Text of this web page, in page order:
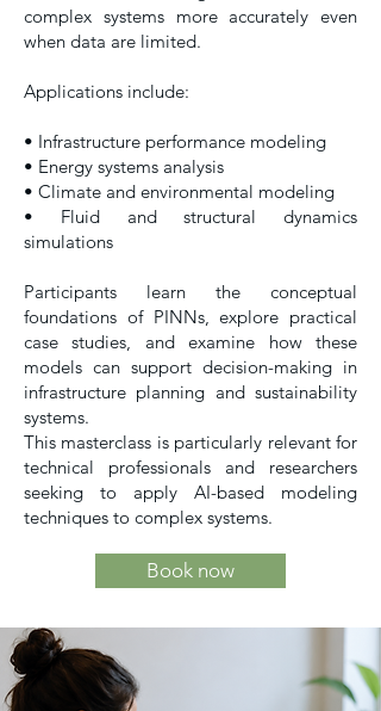
complex systems more accurately even
when data are limited.
Applications include:
• Infrastructure performance modeling
• Energy systems analysis
• Climate and environmental modeling
• Fluid and structural dynamics
simulations
Participants learn the conceptual
foundations of PINNs, explore practical
case studies, and examine how these
models can support decision-making in
infrastructure planning and sustainability
systems.
This masterclass is particularly relevant for
technical professionals and researchers
seeking to apply AI-based modeling
techniques to complex systems.
Book now